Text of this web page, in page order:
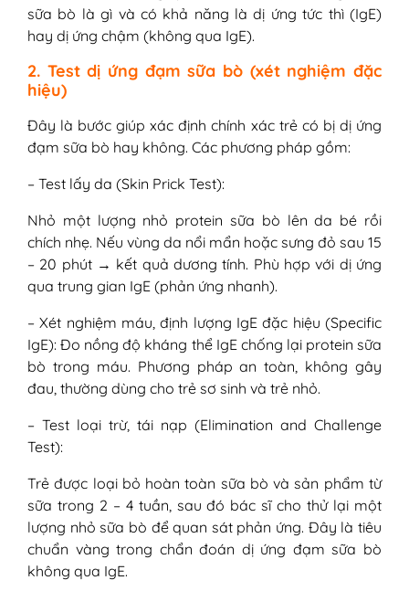
sữa bò là gì và có khả năng là dị ứng tức thì (IgE)
hay dị ứng chậm (không qua IgE).
2. Test dị ứng đạm sữa bò (xét nghiệm đặc
hiệu)
Đây là bước giúp xác định chính xác trẻ có bị dị ứng
đạm sữa bò hay không. Các phương pháp gồm:
– Test lấy da (Skin Prick Test):
Nhỏ một lượng nhỏ protein sữa bò lên da bé rồi
chích nhẹ. Nếu vùng da nổi mẩn hoặc sưng đỏ sau 15
– 20 phút → kết quả dương tính. Phù hợp với dị ứng
qua trung gian IgE (phản ứng nhanh).
– Xét nghiệm máu, định lượng IgE đặc hiệu (Specific
IgE): Đo nồng độ kháng thể IgE chống lại protein sữa
bò trong máu. Phương pháp an toàn, không gây
đau, thường dùng cho trẻ sơ sinh và trẻ nhỏ.
– Test loại trừ, tái nạp (Elimination and Challenge
Test):
Trẻ được loại bỏ hoàn toàn sữa bò và sản phẩm từ
sữa trong 2 – 4 tuần, sau đó bác sĩ cho thử lại một
lượng nhỏ sữa bò để quan sát phản ứng. Đây là tiêu
chuẩn vàng trong chẩn đoán dị ứng đạm sữa bò
không qua IgE.